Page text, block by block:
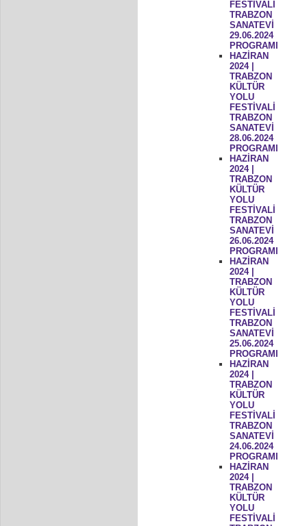
FESTİVALİ
TRABZON
SANATEVİ
29.06.2024
PROGRAMI
HAZİRAN
2024 |
TRABZON
KÜLTÜR
YOLU
FESTİVALİ
TRABZON
SANATEVİ
28.06.2024
PROGRAMI
HAZİRAN
2024 |
TRABZON
KÜLTÜR
YOLU
FESTİVALİ
TRABZON
SANATEVİ
26.06.2024
PROGRAMI
HAZİRAN
2024 |
TRABZON
KÜLTÜR
YOLU
FESTİVALİ
TRABZON
SANATEVİ
25.06.2024
PROGRAMI
HAZİRAN
2024 |
TRABZON
KÜLTÜR
YOLU
FESTİVALİ
TRABZON
SANATEVİ
24.06.2024
PROGRAMI
HAZİRAN
2024 |
TRABZON
KÜLTÜR
YOLU
FESTİVALİ